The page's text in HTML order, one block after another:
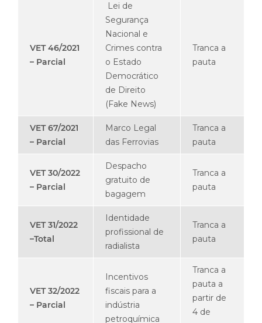
VET 46/2021
– Parcial
Lei de
Segurança
Nacional e
Crimes contra
o Estado
Democrático
de Direito
(Fake News)
Tranca a
pauta
VET 67/2021
– Parcial
Marco Legal
das Ferrovias
Tranca a
pauta
VET 30/2022
– Parcial
Despacho
gratuito de
bagagem
Tranca a
pauta
VET 31/2022
–Total
Identidade
profissional de
radialista
Tranca a
pauta
VET 32/2022
– Parcial
Incentivos
fiscais para a
indústria
petroquímica
Tranca a
pauta a
partir de
4 de